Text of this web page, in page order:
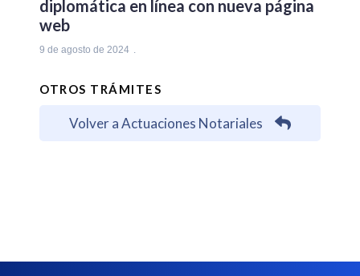
diplomática en línea con nueva página
web
9 de agosto de 2024
OTROS TRÁMITES
Volver a Actuaciones Notariales